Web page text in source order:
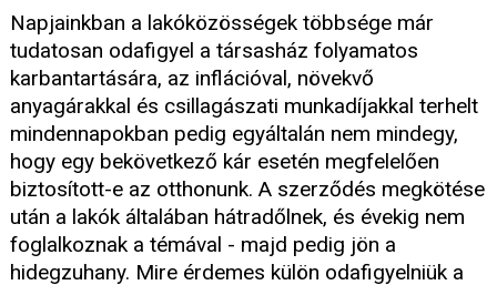
Napjainkban a lakóközösségek többsége már
tudatosan odafigyel a társasház folyamatos
karbantartására, az inflációval, növekvő
anyagárakkal és csillagászati munkadíjakkal terhelt
mindennapokban pedig egyáltalán nem mindegy,
hogy egy bekövetkező kár esetén megfelelően
biztosított-e az otthonunk. A szerződés megkötése
után a lakók általában hátradőlnek, és évekig nem
foglalkoznak a témával - majd pedig jön a
hidegzuhany. Mire érdemes külön odafigyelniük a